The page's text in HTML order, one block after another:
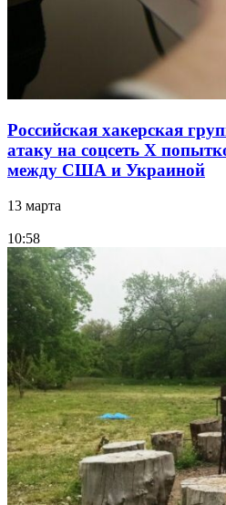
Российская хакерская
атаку на соцсеть Х
между США и Украиной
13 марта
10:58